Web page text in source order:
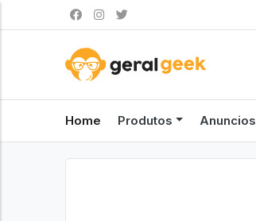
Home Produtos Anuncios